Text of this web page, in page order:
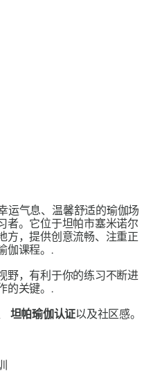
运气息、温馨舒适的瑜伽场
者。它位于坦帕市塞米诺尔
方，提供创意流畅、注重正
伽课程。.
野，有利于你的练习不断进
的关键。.
坦帕瑜伽认证以及社区感。